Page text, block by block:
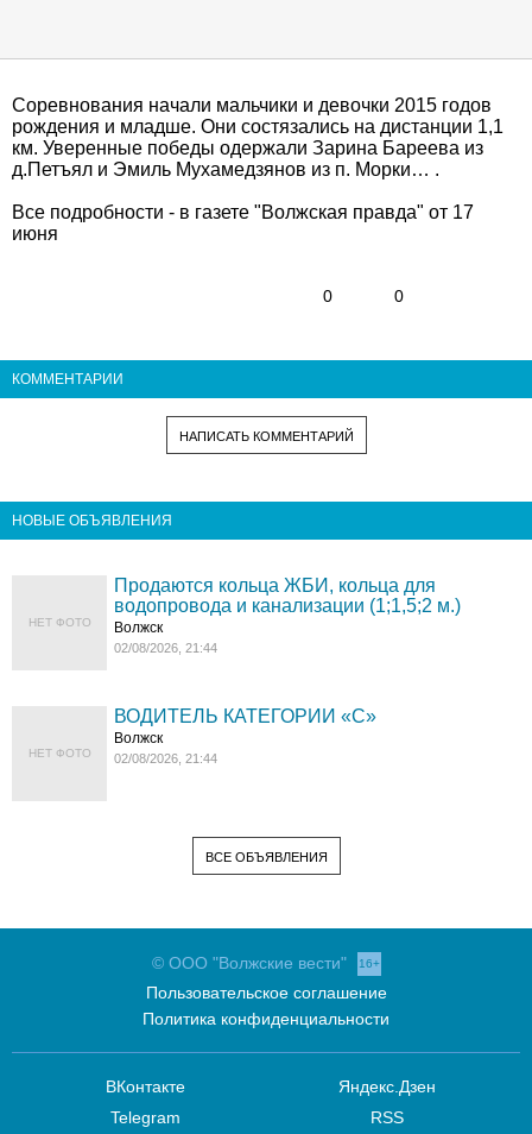
Соревнования начали мальчики и девочки 2015 годов
рождения и младше. Они состязались на дистанции 1,1
км. Уверенные победы одержали Зарина Бареева из
д.Петъял и Эмиль Мухамедзянов из п. Морки… .
Все подробности - в газете "Волжская правда" от 17
июня
0 0
КОММЕНТАРИИ
НАПИСАТЬ КОММЕНТАРИЙ
НОВЫЕ ОБЪЯВЛЕНИЯ
НЕТ ФОТО
Продаются кольца ЖБИ, кольца для
водопровода и канализации (1;1,5;2 м.)
Волжск
02/08/2026, 21:44
НЕТ ФОТО
ВОДИТЕЛЬ КАТЕГОРИИ «C»
Волжск
02/08/2026, 21:44
ВСЕ ОБЪЯВЛЕНИЯ
© ООО "Волжские вести" 16+
Пользовательское соглашение
Политика конфиденциальности
ВКонтакте
Telegram
Яндекс.Дзен
RSS